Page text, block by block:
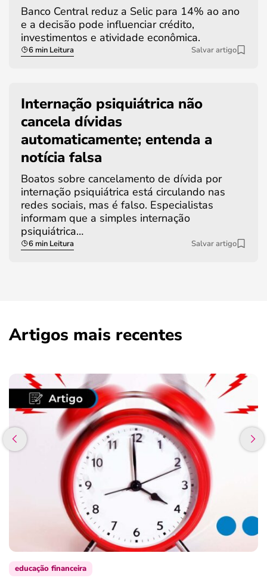
Banco Central reduz a Selic para 14% ao ano
e a decisão pode influenciar crédito,
investimentos e atividade econômica.
6 min Leitura Salvar artigo
Internação psiquiátrica não
cancela dívidas
automaticamente; entenda a
notícia falsa
Boatos sobre cancelamento de dívida por
internação psiquiátrica está circulando nas
redes sociais, mas é falso. Especialistas
informam que a simples internação
psiquiátrica…
6 min Leitura Salvar artigo
Artigos mais recentes
educação financeira